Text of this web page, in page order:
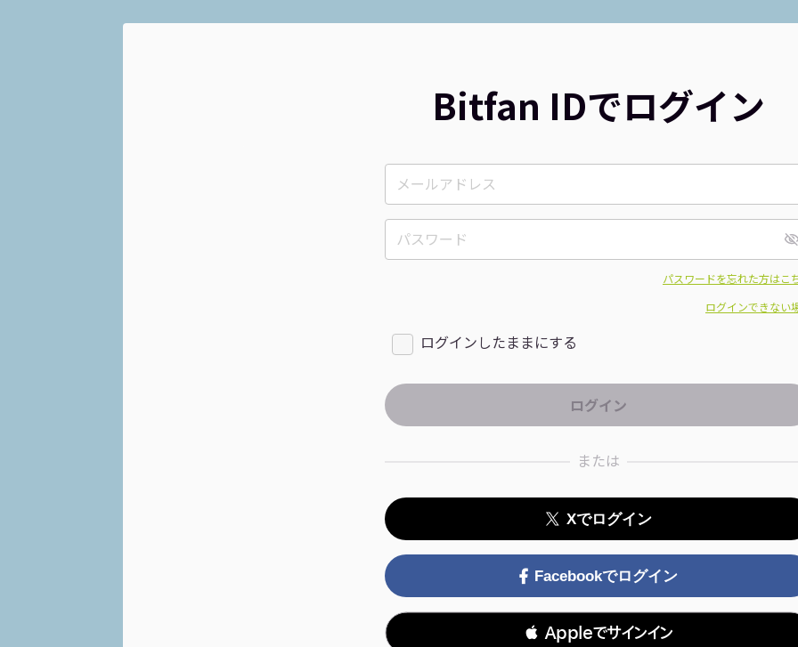
Bitfan IDでログイン
パスワードを忘れた方はこ
ログインできない
ログインしたままにする
または
Xでログイン
Facebookでログイン
 Appleでサインイン